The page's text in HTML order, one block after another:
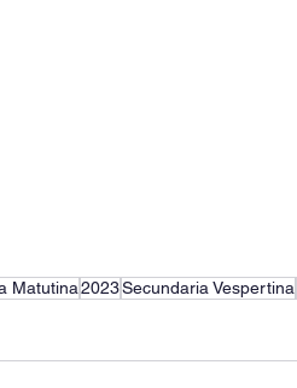
Matutina2023Secundaria Vespertina